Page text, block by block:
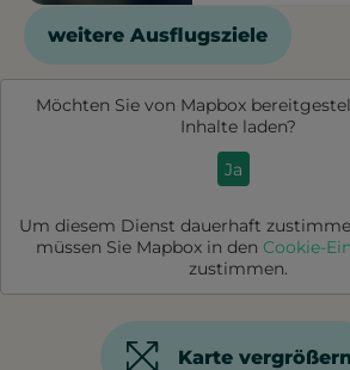
weitere Ausflugsziele
Möchten Sie von Mapbox
Inhalte laden?
Ja
Um diesem Dienst dauerhaft
müssen Sie Mapboxin den Cookie-
zustimmen.
Karte vergrößern